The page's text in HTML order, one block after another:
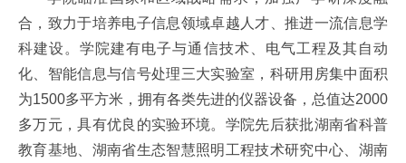
合，致力于培养电子信息领域卓越人才、推进一流信息学
科建设。学院建有电子与通信技术、电气工程及其自动
化、智能信息与信号处理三大实验室，科研用房集中面积
为1500多平方米，拥有各类先进的仪器设备，总值达2000
多万元，具有优良的实验环境。学院先后获批湖南省科普
教育基地、湖南省生态智慧照明工程技术研究中心、湖南